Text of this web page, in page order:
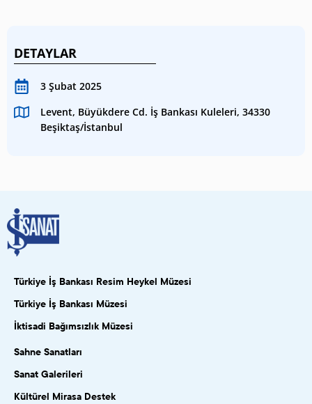
DETAYLAR
3 Şubat 2025
Levent, Büyükdere Cd. İş Bankası Kuleleri, 34330
Beşiktaş/İstanbul
Türkiye İş Bankası Resim Heykel Müzesi
Türkiye İş Bankası Müzesi
İktisadi Bağımsızlık Müzesi
Sahne Sanatları
Sanat Galerileri
Kültürel Mirasa Destek